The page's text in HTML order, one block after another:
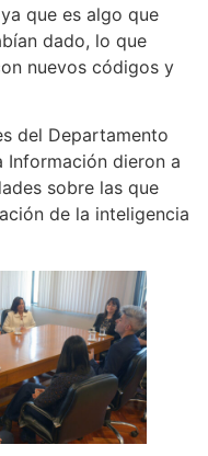
que es algo que
dado, lo que
nuevos códigos y
del Departamento
Información dieron a
sobre las que
de la inteligencia